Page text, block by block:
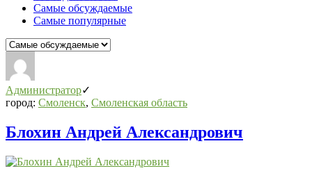
Самые обсуждаемые
Самые популярные
СВО
Списки
погибших
2026,
Новости
Администратор
город: Смоленск, Смоленская область
Блохин Андрей Александрович